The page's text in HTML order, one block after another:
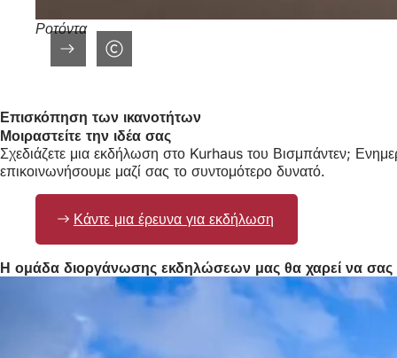
Ροτόντα
Επισκόπηση των ικανοτήτων
Μοιραστείτε την ιδέα σας
Σχεδιάζετε μια εκδήλωση στο Kurhaus του Βισμπάντεν;
επικοινωνήσουμε μαζί σας το συντομότερο δυνατό.
Κάντε μια έρευνα για εκδήλωση
Η ομάδα διοργάνωσης εκδηλώσεων μας θα χαρεί να